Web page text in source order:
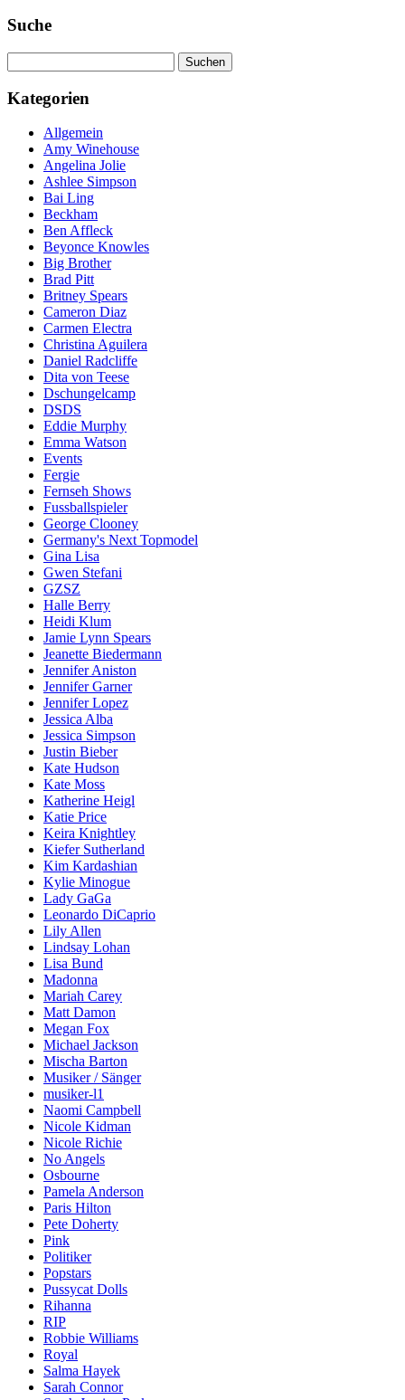
Suche
nach:
Kategorien
Allgemein
Amy Winehouse
Angelina Jolie
Ashlee Simpson
Bai Ling
Beckham
Ben Affleck
Beyonce Knowles
Big Brother
Brad Pitt
Britney Spears
Cameron Diaz
Carmen Electra
Christina Aguilera
Daniel Radcliffe
Dita von Teese
Dschungelcamp
DSDS
Eddie Murphy
Emma Watson
Events
Fergie
Fernseh Shows
Fussballspieler
George Clooney
Germany's Next Topmodel
Gina Lisa
Gwen Stefani
GZSZ
Halle Berry
Heidi Klum
Jamie Lynn Spears
Jeanette Biedermann
Jennifer Aniston
Jennifer Garner
Jennifer Lopez
Jessica Alba
Jessica Simpson
Justin Bieber
Kate Hudson
Kate Moss
Katherine Heigl
Katie Price
Keira Knightley
Kiefer Sutherland
Kim Kardashian
Kylie Minogue
Lady GaGa
Leonardo DiCaprio
Lily Allen
Lindsay Lohan
Lisa Bund
Madonna
Mariah Carey
Matt Damon
Megan Fox
Michael Jackson
Mischa Barton
Musiker / Sänger
musiker-l1
Naomi Campbell
Nicole Kidman
Nicole Richie
No Angels
Osbourne
Pamela Anderson
Paris Hilton
Pete Doherty
Pink
Politiker
Popstars
Pussycat Dolls
Rihanna
RIP
Robbie Williams
Royal
Salma Hayek
Sarah Connor